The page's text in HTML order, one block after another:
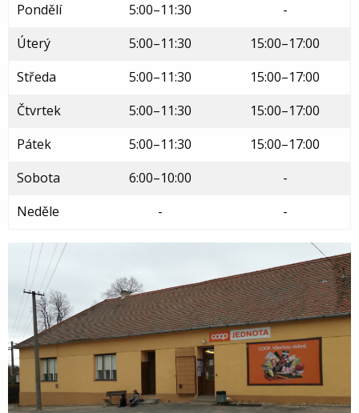
Pondělí 5:00–11:30
-
Úterý
5:00–11:30
15:00–17:00
Středa
5:00–11:30
15:00–17:00
Čtvrtek
5:00–11:30
15:00–17:00
Pátek
5:00–11:30
15:00–17:00
Sobota
6:00–10:00
-
Neděle
- -